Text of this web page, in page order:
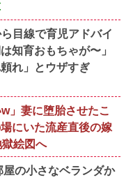
目線で育児アドバイ
知育おもちゃが〜」
れ」とウザすぎ
」妻に堕胎させたこ
にいた流産直後の嫁
絵図へ
の小さなベランダか